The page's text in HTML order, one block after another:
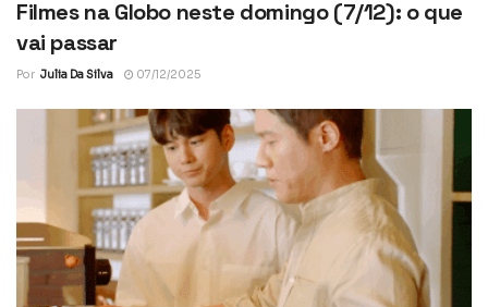
Filmes na Globo neste domingo (7/12): o que
vai passar
Por Julia Da Silva 07/12/2025